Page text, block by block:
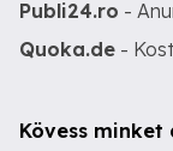
Publi24.ro -
Quoka.de -
Kövess